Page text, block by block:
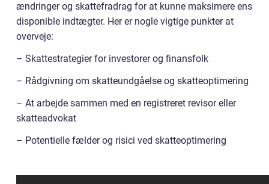
ændringer og skattefradrag for at kunne maksimere ens
disponible indtægter. Her er nogle vigtige punkter at
overveje:
– Skattestrategier for investorer og finansfolk
– Rådgivning om skatteundgåelse og skatteoptimering
– At arbejde sammen med en registreret revisor eller
skatteadvokat
– Potentielle fælder og risici ved skatteoptimering